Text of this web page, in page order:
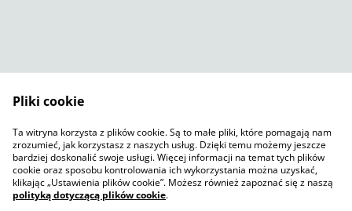
Polityka prywatności
SumUp
Polityka plików cookie
Pliki cookie
Ta witryna korzysta z plików cookie. Są to małe pliki, które pomagają nam
zrozumieć, jak korzystasz z naszych usług. Dzięki temu możemy jeszcze
bardziej doskonalić swoje usługi. Więcej informacji na temat tych plików
cookie oraz sposobu kontrolowania ich wykorzystania można uzyskać,
klikając „Ustawienia plików cookie”. Możesz również zapoznać się z naszą
polityką dotyczącą plików cookie.